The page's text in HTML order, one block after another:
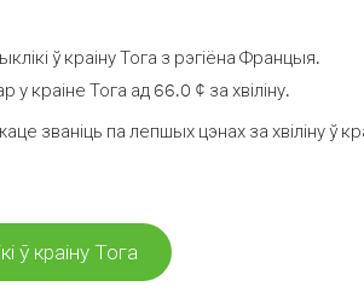
ў краіну Тога з рэгіёна Францыя.
краіне Тога ад 66.0 ¢ за хвіліну.
званіць па лепшых цэнах за хвіліну ў
ў краіну Тога